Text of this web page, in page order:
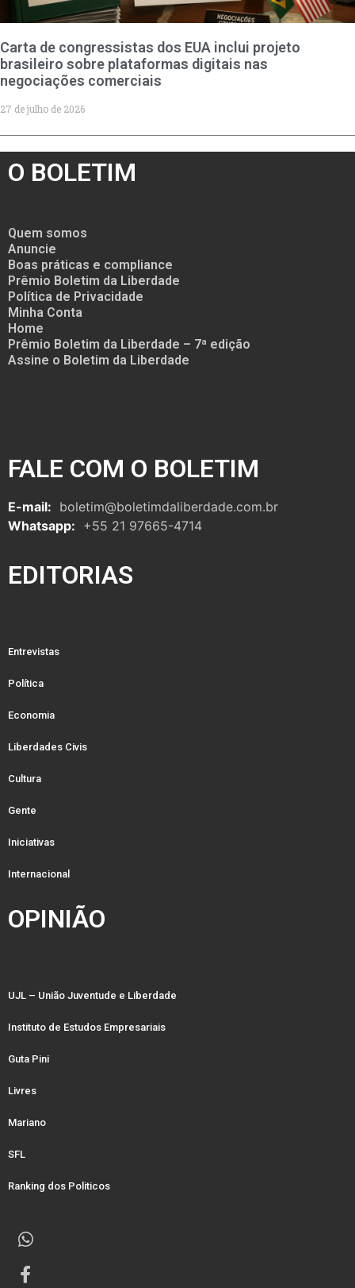
Carta de congressistas dos EUA inclui projeto
brasileiro sobre plataformas digitais nas
negociações comerciais
27 de julho de 2026
O BOLETIM
Quem somos
Anuncie
Boas práticas e compliance
Prêmio Boletim da Liberdade
Política de Privacidade
Minha Conta
Home
Prêmio Boletim da Liberdade – 7ª edição
Assine o Boletim da Liberdade
FALE COM O BOLETIM
E-mail: boletim@boletimdaliberdade.com.br
Whatsapp: +55 21 97665-4714
EDITORIAS
Entrevistas
Política
Economia
Liberdades Civis
Cultura
Gente
Iniciativas
Internacional
OPINIÃO
UJL – União Juventude e Liberdade
Instituto de Estudos Empresariais
Guta Pini
Livres
Mariano
SFL
Ranking dos Politicos